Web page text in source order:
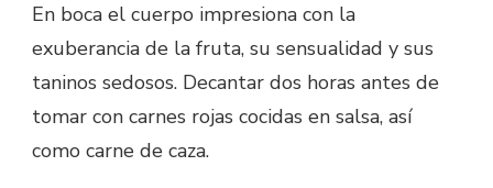
En boca el cuerpo impresiona con la
exuberancia de la fruta, su sensualidad y sus
taninos sedosos. Decantar dos horas antes de
tomar con carnes rojas cocidas en salsa, así
como carne de caza.